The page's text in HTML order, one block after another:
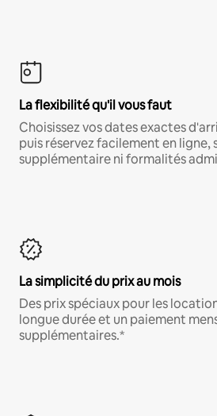
La flexibilité qu'il vous faut
Choisissez vos dates exactes
puis réservez facilement en ligne,
supplémentaire ni formalités
La simplicité du prix au mois
Des prix spéciaux pour les
longue durée et un paiement
supplémentaires.*